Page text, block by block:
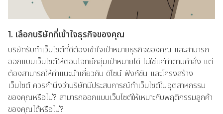
1. เลือกบริษัทที่เข้าใจธุรกิจของคุณ
บริษัทรับทำเว็บไซต์ที่ดีต้องเข้าใจเป้าหมายธุรกิจของคุณ และสามารถ
ออกแบบเว็บไซต์ให้ตอบโจทย์กลุ่มเป้าหมายได้ ไม่ใช่แค่ทำตามคำสั่ง แต่
ต้องสามารถให้คำแนะนำเกี่ยวกับ ดีไซน์ ฟังก์ชัน และโครงสร้าง
เว็บไซต์ ควรคำนึงว่าบริษัทมีประสบการณ์ทำเว็บไซต์ในอุตสาหกรรม
ของคุณหรือไม่? สามารถออกแบบเว็บไซต์ให้เหมาะกับพฤติกรรมลูกค้า
ของคุณได้หรือไม่?